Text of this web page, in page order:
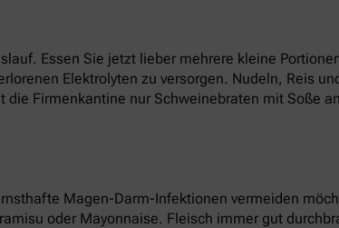
Essen Sie jetzt lieber mehrere kleine
Elektrolyten zu versorgen. Nudeln, Reis
Firmenkantine nur Schweinebraten mit Soße
Magen-Darm-Infektionen vermeiden
oder Mayonnaise. Fleisch immer gut